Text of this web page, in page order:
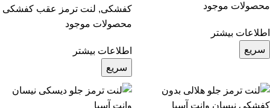
محصولات موجود
اطلاعات بیشتر
سریع
کفشکی, لنت ترمز عقب کفشکی
محصولات موجود
اطلاعات بیشتر
سریع